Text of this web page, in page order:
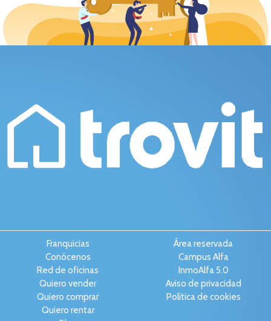
Franquicias
Conócenos
Red de oficinas
Quiero vender
Quiero comprar
Quiero rentar
Área reservada
Campus Alfa
InmoAlfa 5.0
Aviso de privacidad
Política de cookies